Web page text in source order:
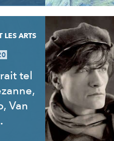
LES ARTS
tel
Van